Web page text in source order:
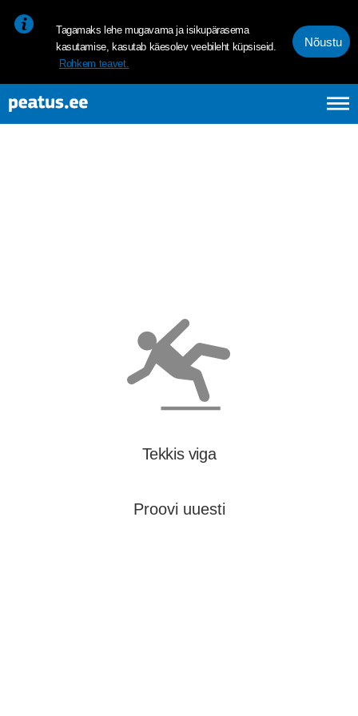
Tagamaks lehe mugavama ja isikupärasema
kasutamise, kasutab käesolev veebileht küpsiseid.
Rohkem teavet.
Nõustu
Tekkis viga
Proovi uuesti